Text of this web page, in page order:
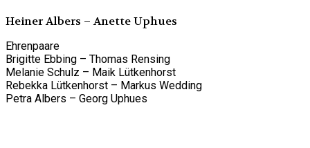
Heiner Albers – Anette Uphues
Ehrenpaare
Brigitte Ebbing – Thomas Rensing
Melanie Schulz – Maik Lütkenhorst
Rebekka Lütkenhorst – Markus Wedding
Petra Albers – Georg Uphues